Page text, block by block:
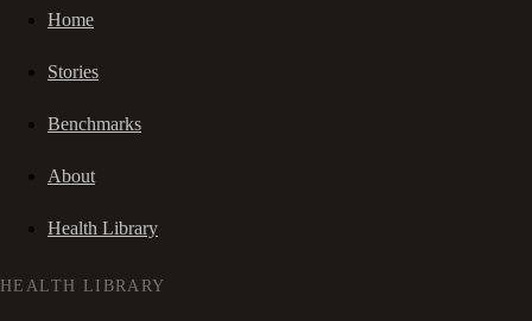
Home
Stories
Benchmarks
About
Health Library
HEALTH LIBRARY